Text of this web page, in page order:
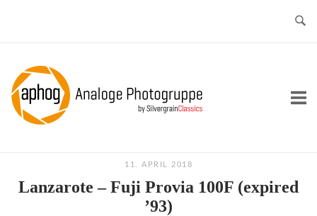
Home
11. APRIL 2018
Lanzarote – Fuji Provia 100F (expired
’93)